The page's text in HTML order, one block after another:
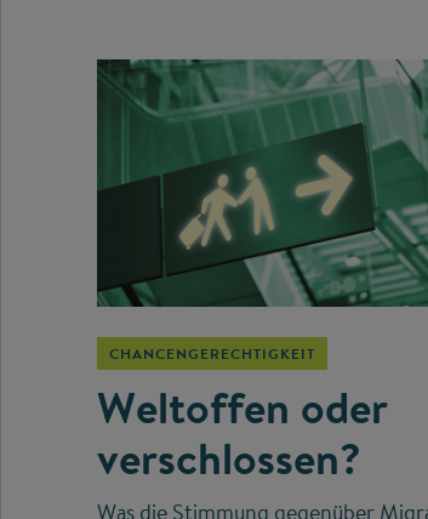
CHANCENGERECHTIGKEIT
Weltoffen oder
verschlossen?
Was die Stimmung gegenüber